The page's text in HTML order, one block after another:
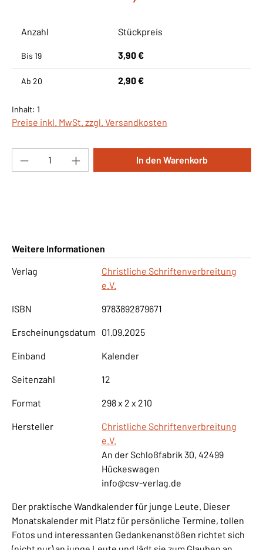
Anzahl Stückpreis
Bis 19 3,90 €
Ab 20 2,90 €
Inhalt: 1
Preise inkl. MwSt. zzgl. Versandkosten
Produkt Anzahl: Gib den gewünschten
In den Warenkorb
Weitere Informationen
Verlag
Christliche Schriftenverbreitung
e.V.
ISBN 9783892879671
Erscheinungsdatum 01.09.2025
Einband Kalender
Seitenzahl 12
Format 298 x 2 x 210
Hersteller
Christliche Schriftenverbreitung
e.V.
An der Schloßfabrik 30, 42499
Hückeswagen
info@csv-verlag.de
Der praktische Wandkalender für junge Leute. Dieser
Monatskalender mit Platz für persönliche Termine, tollen
Fotos und interessanten Gedankenanstößen richtet sich